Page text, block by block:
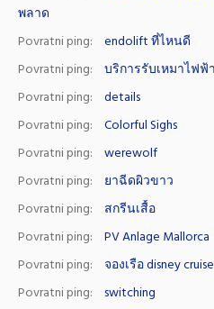
พลาด
Povratni ping:
endolift ที่ไหนดี
Povratni ping:
บริการรับเหมาไฟฟ้า
Povratni ping:
details
Povratni ping:
Colorful Sighs
Povratni ping:
werewolf
Povratni ping:
ยาฉีดผิวขาว
Povratni ping:
สกรีนเสื้อ
Povratni ping:
PV Anlage Mallorca
Povratni ping:
จองเรือ disney cruise
Povratni ping:
switching